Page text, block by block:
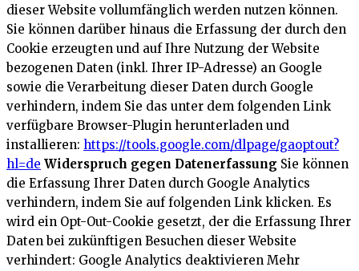
dieser Website vollumfänglich werden nutzen können.
Sie können darüber hinaus die Erfassung der durch den
Cookie erzeugten und auf Ihre Nutzung der Website
bezogenen Daten (inkl. Ihrer IP-Adresse) an Google
sowie die Verarbeitung dieser Daten durch Google
verhindern, indem Sie das unter dem folgenden Link
verfügbare Browser-Plugin herunterladen und
installieren: https://tools.google.com/dlpage/gaoptout?
hl=de Widerspruch gegen Datenerfassung Sie können
die Erfassung Ihrer Daten durch Google Analytics
verhindern, indem Sie auf folgenden Link klicken. Es
wird ein Opt-Out-Cookie gesetzt, der die Erfassung Ihrer
Daten bei zukünftigen Besuchen dieser Website
verhindert: Google Analytics deaktivieren Mehr